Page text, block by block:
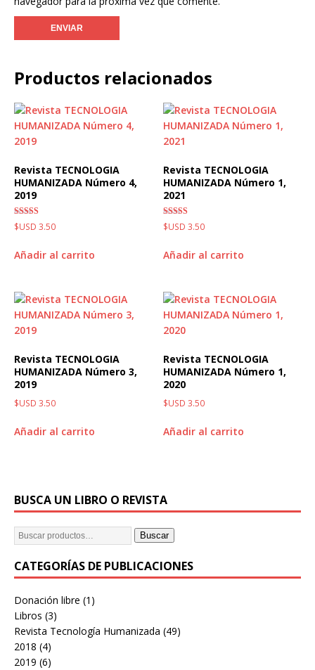
Productos relacionados
Revista TECNOLOGIA
HUMANIZADA Número 4,
2019
Valorado
con
$USD 3.50
Añadir al carrito
Revista TECNOLOGIA
HUMANIZADA Número 1,
2021
Valorado
con
$USD 3.50
Añadir al carrito
Revista TECNOLOGIA
HUMANIZADA Número 3,
2019
$USD 3.50
Añadir al carrito
Revista TECNOLOGIA
HUMANIZADA Número 1,
2020
$USD 3.50
Añadir al carrito
BUSCA UN LIBRO O REVISTA
Buscar
CATEGORÍAS DE PUBLICACIONES
Donación libre (1)
Libros (3)
Revista Tecnología Humanizada (49)
2018 (4)
2019 (6)